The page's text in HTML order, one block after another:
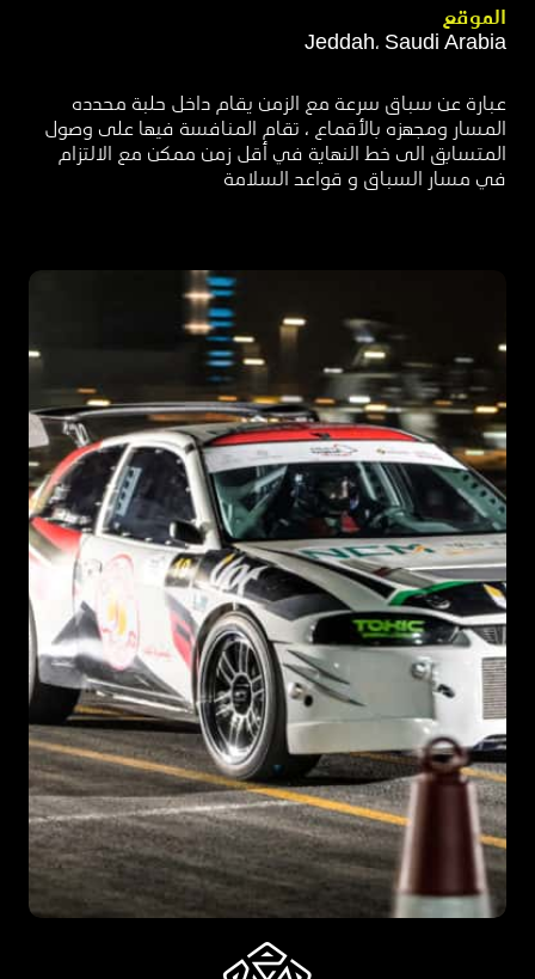
الموقع​
Jeddah، Saudi Arabia
عبارة عن سباق سرعة مع الزمن يقام داخل حلبة محدده
المسار ومجهزه بالأقماع ، تقام المنافسة فيها على وصول
المتسابق الى خط النهاية في أقل زمن ممكن مع الالتزام
في مسار السباق و قواعد السلامة